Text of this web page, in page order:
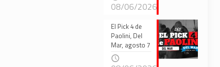
08/06/2026
El Pick 4 de
Paolini, Del
Mar, agosto 7